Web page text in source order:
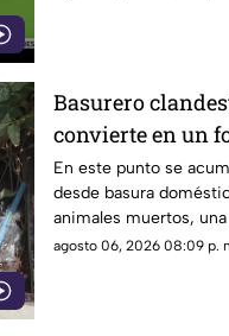
Basurero
convierte en un
acumulación de
En este punto se
desde basura
animales muertos,
molestias entre los
agosto 06, 2026 08:09 p.